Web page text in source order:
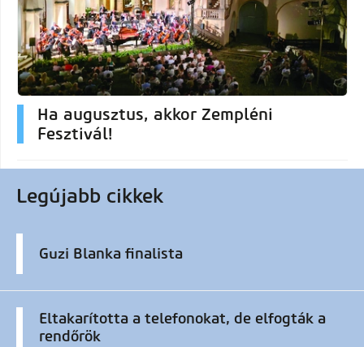
Ha augusztus, akkor Zempléni
Fesztivál!
Legújabb cikkek
Guzi Blanka finalista
Eltakarította a telefonokat, de elfogták a
rendőrök